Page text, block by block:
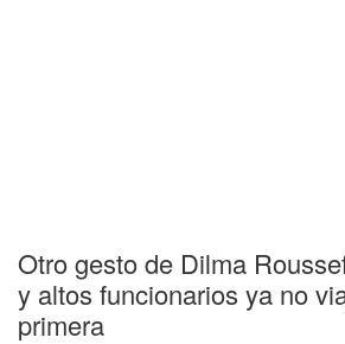
Otro gesto de Dilma
y altos funcionarios ya no
primera